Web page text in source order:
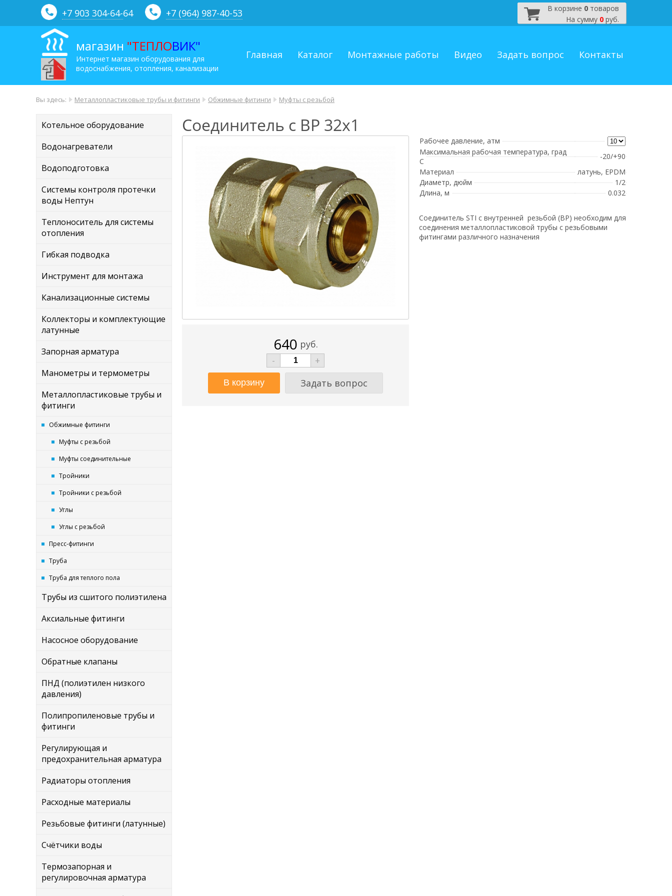
+7 903 304-64-64 +7 (964) 987-40-53 В корзине 0 товаров
На сумму 0 руб.
магазин "ТЕПЛОВИК"
Интернет магазин оборудования для
водоснабжения, отопления, канализации
Главная Каталог Монтажные работы Видео Задать вопрос Контакты
Вы здесь: Металлопластиковые трубы и фитинги Обжимные фитинги Муфты с резьбой
Котельное оборудование
Водонагреватели
Водоподготовка
Системы контроля протечки
воды Нептун
Теплоноситель для системы
отопления
Гибкая подводка
Инструмент для монтажа
Канализационные системы
Коллекторы и комплектующие
латунные
Запорная арматура
Манометры и термометры
Металлопластиковые трубы и
фитинги
Обжимные фитинги
Муфты с резьбой
Муфты соединительные
Тройники
Тройники с резьбой
Углы
Углы с резьбой
Пресс-фитинги
Труба
Труба для теплого пола
Трубы из сшитого полиэтилена
Аксиальные фитинги
Насосное оборудование
Обратные клапаны
ПНД (полиэтилен низкого
давления)
Полипропиленовые трубы и
фитинги
Регулирующая и
предохранительная арматура
Радиаторы отопления
Расходные материалы
Резьбовые фитинги (латунные)
Счётчики воды
Термозапорная и
регулировочная арматура
Соединитель с ВР 32х1
640 руб.
-
+
Задать вопрос
Рабочее давление, атм
Максимальная рабочая температура, град
С
-20/+90
Материал
латунь, EPDM
Диаметр, дюйм
1/2
Длина, м
0.032
Соединитель STI с внутренней резьбой (ВР) необходим для
соединения металлопластиковой трубы с резьбовыми
фитингами различного назначения